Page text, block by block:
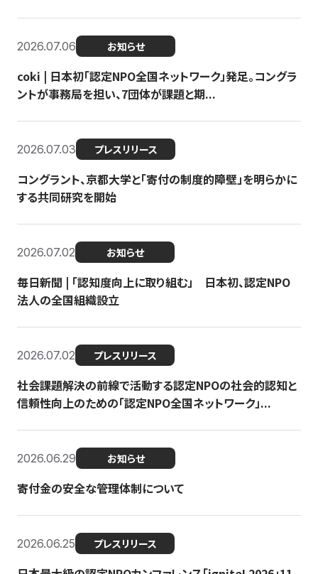
2026.07.06 お知らせ
coki | 日本初「認定NPO全国ネットワーク」発足。コングラ
ントが事務局を担い、7団体が課題と期...
2026.07.03 プレスリリース
コングラント、京都大学と「寄付の制度的障壁」を明らかに
する共同研究を開始
2026.07.02 お知らせ
毎日新聞 | 「認知度向上に取り組む」 日本初、認定NPO
法人の全国組織設立
2026.07.02 プレスリリース
社会課題解決の前線で活動する認定NPOの社会的認知と
信頼性向上のための「認定NPO全国ネットワーク」...
2026.06.29 お知らせ
寄付金の安全な管理体制について
2026.06.25 プレスリリース